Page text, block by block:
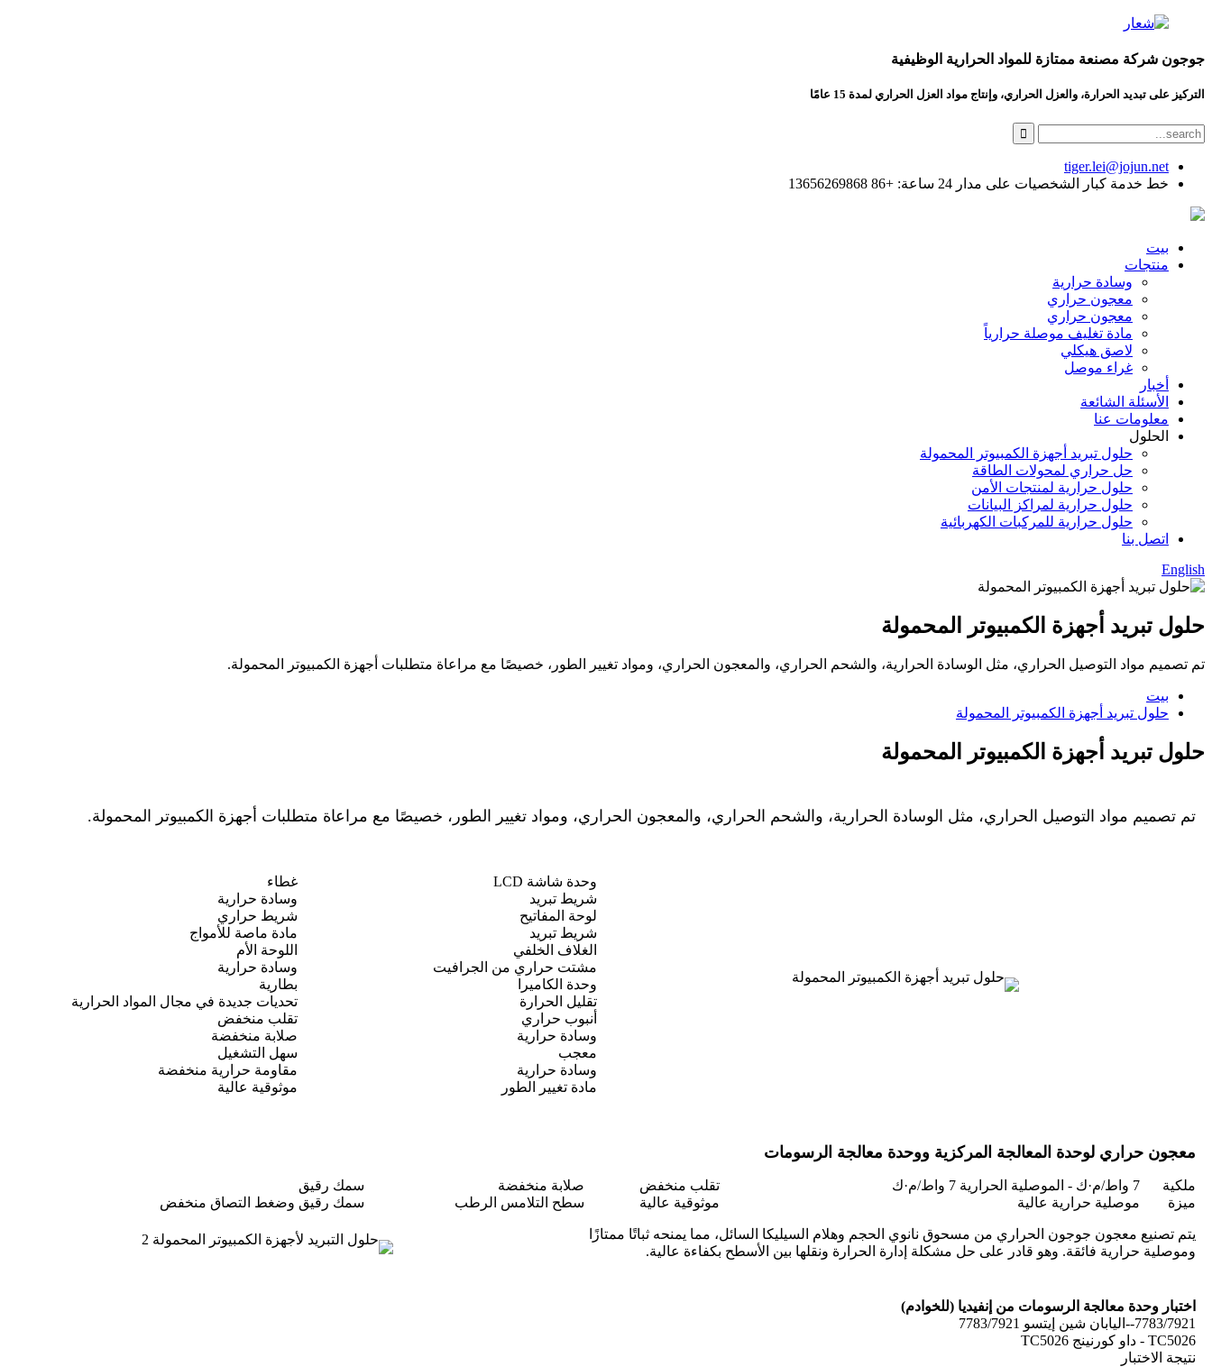
جوجون شركة مصنعة ممتازة للمواد الحرارية الوظيفية
التركيز على تبديد الحرارة، والعزل الحراري، وإنتاج مواد العزل الحراري لمدة 15 عامًا
tiger.lei@jojun.net
خط خدمة كبار الشخصيات على مدار 24 ساعة: +86 13656269868
بيت
منتجات
وسادة حرارية
معجون حراري
معجون حراري
مادة تغليف موصلة حرارياً
لاصق هيكلي
غراء موصل
أخبار
الأسئلة الشائعة
معلومات عنا
الحلول
حلول تبريد أجهزة الكمبيوتر المحمولة
حل حراري لمحولات الطاقة
حلول حرارية لمنتجات الأمن
حلول حرارية لمراكز البيانات
حلول حرارية للمركبات الكهربائية
اتصل بنا
English
حلول تبريد أجهزة الكمبيوتر المحمولة
تم تصميم مواد التوصيل الحراري، مثل الوسادة الحرارية، والشحم الحراري، والمعجون الحراري، ومواد تغيير الطور، خصيصًا مع مراعاة متطلبات أجهزة الكمبيوتر المحمولة.
بيت
حلول تبريد أجهزة الكمبيوتر المحمولة
حلول تبريد أجهزة الكمبيوتر المحمولة
تم تصميم مواد التوصيل الحراري، مثل الوسادة الحرارية، والشحم الحراري، والمعجون الحراري، ومواد تغيير الطور، خصيصًا مع مراعاة متطلبات أجهزة الكمبيوتر المحمولة.
وحدة شاشة LCD
شريط تبريد
لوحة المفاتيح
شريط تبريد
الغلاف الخلفي
مشتت حراري من الجرافيت
وحدة الكاميرا
تقليل الحرارة
أنبوب حراري
وسادة حرارية
معجب
وسادة حرارية
مادة تغيير الطور
غطاء
وسادة حرارية
شريط حراري
مادة ماصة للأمواج
اللوحة الأم
وسادة حرارية
بطارية
تحديات جديدة في مجال المواد الحرارية
تقلب منخفض
صلابة منخفضة
سهل التشغيل
مقاومة حرارية منخفضة
موثوقية عالية
معجون حراري لوحدة المعالجة المركزية ووحدة معالجة الرسومات
ملكية 7 واط/م·ك - الموصلية الحرارية 7 واط/م·ك تقلب منخفض صلابة منخفضة
سمك رقيق
ميزة
موصلية حرارية عالية موثوقية عالية سطح التلامس الرطب سمك رقيق وضغط التصاق منخفض
يتم تصنيع معجون جوجون الحراري من مسحوق نانوي الحجم وهلام السيليكا السائل، مما يمنحه ثباتًا ممتازًا
وموصلية حرارية فائقة. وهو قادر على حل مشكلة إدارة الحرارة ونقلها بين الأسطح بكفاءة عالية.
اختبار وحدة معالجة الرسومات من إنفيديا (للخوادم)
7783/7921--اليابان شين إيتسو 7783/7921
TC5026 - داو كورنينج TC5026
نتيجة الاختبار